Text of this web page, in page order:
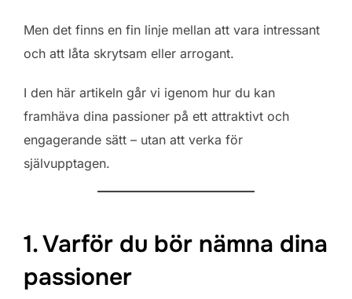
Men det finns en fin linje mellan att vara intressant
och att låta skrytsam eller arrogant.
I den här artikeln går vi igenom hur du kan
framhäva dina passioner på ett attraktivt och
engagerande sätt – utan att verka för
självupptagen.
1. Varför du bör nämna dina
passioner